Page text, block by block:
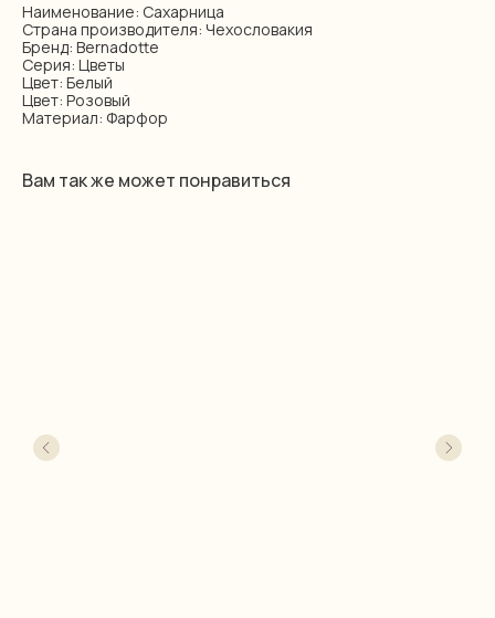
Наименование: Сахарница
Страна производителя: Чехословакия
Бренд: Bernadotte
Серия: Цветы
Цвет: Белый
Цвет: Розовый
Материал: Фарфор
Вам так же может понравиться